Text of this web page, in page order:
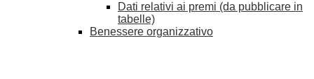
Dati relativi ai premi (da pubblicare in
tabelle)
Benessere organizzativo